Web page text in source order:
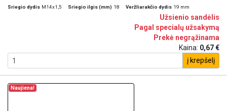
Sriegio dydis M14x1,5 Sriegio ilgis (mm) 18 Veržliarakčio dydis 19 mm
Užsienio sandėlis
Pagal specialų užsakymą
Prekė negrąžinama
Kaina: 0,67 €
į krepšelį
Naujiena!